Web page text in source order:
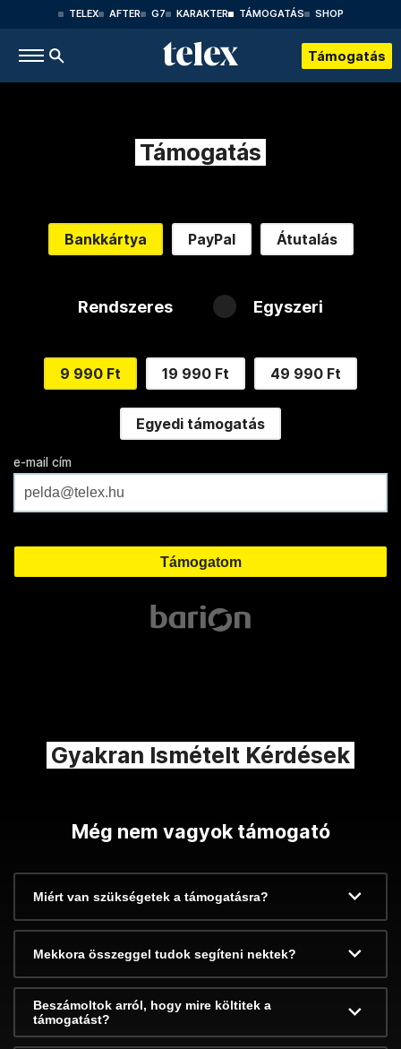
TELEX AFTER G7 KARAKTER TÁMOGATÁS SHOP
Támogatás
Támogatás
Bankkártya PayPal Átutalás
Rendszeres Egyszeri
9 990 Ft 19 990 Ft 49 990 Ft
Egyedi támogatás
e-mail cím
Gyakran Ismételt Kérdések
Még nem vagyok támogató
Miért van szükségetek a támogatásra?
Mekkora összeggel tudok segíteni nektek?
Beszámoltok arról, hogy mire költitek a
támogatást?